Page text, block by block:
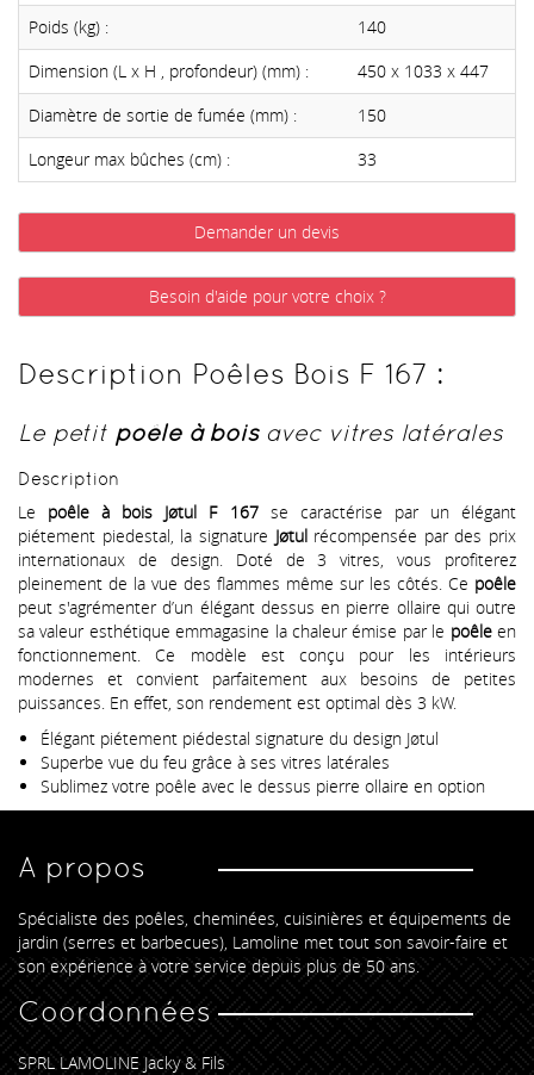
Poids (kg) :
140
Dimension (L x H , profondeur) (mm) :
450 x 1033 x 447
Diamètre de sortie de fumée (mm) :
150
Longeur max bûches (cm) :
33
Demander un devis
Besoin d'aide pour votre choix ?
Description Poêles Bois F 167 :
Le petit poêle à bois avec vitres latérales
Description
Le poêle à bois Jøtul F 167 se caractérise par un élégant
piétement piedestal, la signature Jøtul récompensée par des prix
internationaux de design. Doté de 3 vitres, vous profiterez
pleinement de la vue des flammes même sur les côtés. Ce poêle
peut s'agrémenter d’un élégant dessus en pierre ollaire qui outre
sa valeur esthétique emmagasine la chaleur émise par le poêleen
fonctionnement. Ce modèle est conçu pour les intérieurs
modernes et convient parfaitement aux besoins de petites
puissances. En effet, son rendement est optimal dès 3 kW.
Élégant piétement piédestal signature du design Jøtul
Superbe vue du feu grâce à ses vitres latérales
Sublimez votre poêle avec le dessus pierre ollaire en option
A propos
Spécialiste des poêles, cheminées, cuisinières et équipements de
jardin (serres et barbecues), Lamoline met tout son savoir-faire et
son expérience à votre service depuis plus de 50 ans.
Coordonnées
SPRL LAMOLINE Jacky & Fils